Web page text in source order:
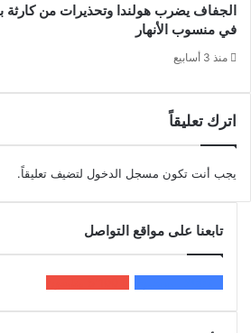
الجفاف يضرب هولندا وتحذيرات من
في منسوب الأنهار
منذ 3 أسابيع
اترك تعليقاً
يجب أنت تكون مسجل الدخول لتضيف تعليقاً.
تابعنا على مواقع التواصل